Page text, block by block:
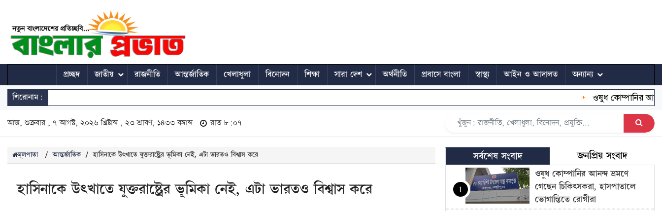
প্রচ্ছদ জাতীয় রাজনীতি আন্তর্জাতিক খেলাধুলা বিনোদন শিক্ষা সারা দেশ অর্থনীতি প্রবাসে বাংলা স্বাস্থ্য আইন ও আদালত অন্যান্য
শিরোনাম: ওষুধ কোম্পানির আনন্দ
আজ, শুক্রবার , ৭ আগস্ট, ২০২৬ খ্রিষ্টাব্দ , ২৩ শ্রাবণ, ১৪৩৩ বঙ্গাব্দ রাত ৮:০৭
মূলপাতা / আন্তর্জাতিক / হাসিনাকে উৎখাতে যুক্তরাষ্ট্রের ভূমিকা নেই, এটা ভারতও বিশ্বাস করে
হাসিনাকে উৎখাতে যুক্তরাষ্ট্রের ভূমিকা নেই, এটা ভারতও বিশ্বাস করে
সর্বশেষ সংবাদ জনপ্রিয় সংবাদ
1
ওষুধ কোম্পানির আনন্দ ভ্রমণে
গেছেন চিকিৎসকরা, হাসপাতালে
ভোগান্তিতে রোগীরা